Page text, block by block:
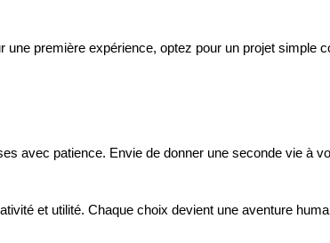
première expérience, optez pour un projet simple
avec patience. Envie de donner une seconde vie à
et utilité. Chaque choix devient une aventure